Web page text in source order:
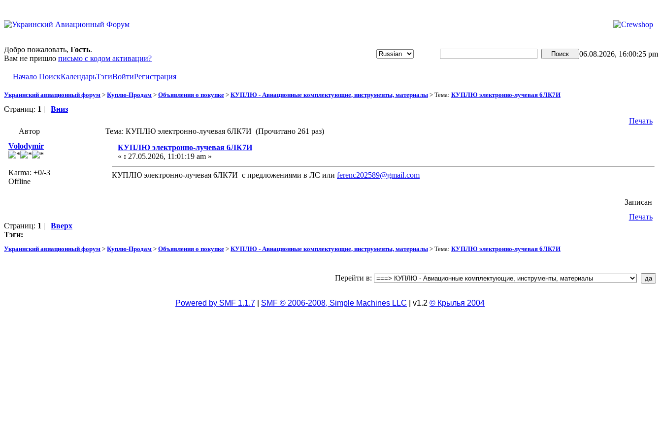
Добро пожаловать, Гость.
Вам не пришло письмо с кодом активации?
06.08.2026, 16:00:25 pm
Начало ПоискКалендарьТэгиВойтиРегистрация
Украинский авиационный форум > Куплю-Продам > Объявления о покупке > КУПЛЮ - Авиационные комплектующие, инструменты, материалы > Тема: КУПЛЮ электронно-лучевая 6ЛК7И
Страниц: 1 | Вниз
Печать
Автор
Тема: КУПЛЮ электронно-лучевая 6ЛК7И (Прочитано 261 раз)
Volodymir
Karma: +0/-3
Offline
КУПЛЮ электронно-лучевая 6ЛК7И
« : 27.05.2026, 11:01:19 am »
КУПЛЮ электронно-лучевая 6ЛК7И с предложениями в ЛС или ferenc202589@gmail.com
Записан
Печать
Страниц: 1 | Вверх
Тэги:
Украинский авиационный форум > Куплю-Продам > Объявления о покупке > КУПЛЮ - Авиационные комплектующие, инструменты, материалы > Тема: КУПЛЮ электронно-лучевая 6ЛК7И
Перейти в:
Powered by SMF 1.1.7 SMF © 2006-2008, Simple Machines LLC | v1.2 © Крылья 2004